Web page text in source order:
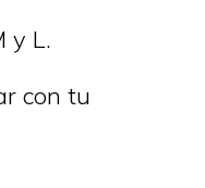
y L.
con tu